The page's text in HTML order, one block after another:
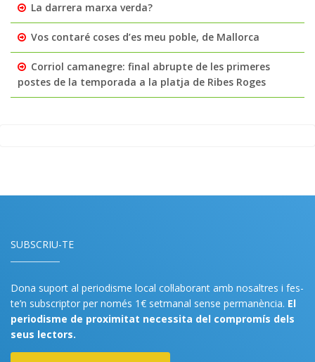
La darrera marxa verda?
Vos contaré coses d’es meu poble, de Mallorca
Corriol camanegre: final abrupte de les primeres
postes de la temporada a la platja de Ribes Roges
SUBSCRIU-TE
Dona suport al periodisme local col·laborant amb nosaltres i fes-
te’n subscriptor per només 1€ setmanal sense permanència. El
periodisme de proximitat necessita del compromís dels
seus lectors.